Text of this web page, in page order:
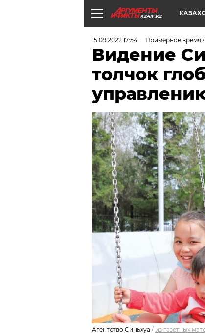
KZAIF.KZ
15.09.2022 17:54 Примерное время
Видение
толчок
Агентство Синьхуа / из газетных